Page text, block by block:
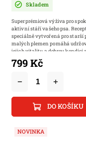
plemenSkladem
799 Kč
DO KOŠÍKU
Superprémiová výživa pro
aktivní stáří vašeho psa.
speciálně vytvořená pro starší
malých plemen pomáhá
jejich vitalitu a dobrou kondici
NOVINKA